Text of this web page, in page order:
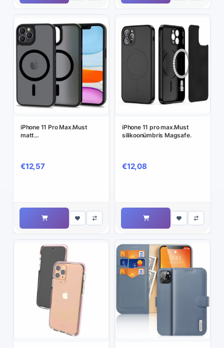
iPhone 11 Pro Max.Must
matt
€12,57
iPhone 11 pro max.Must
silikoonümbris Magsafe.
€12,08